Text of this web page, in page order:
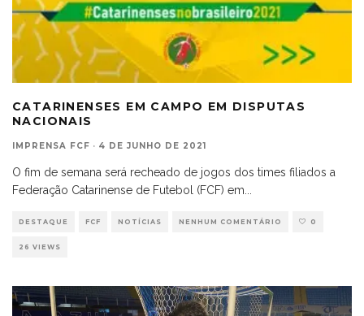
CATARINENSES EM CAMPO EM DISPUTAS
NACIONAIS
IMPRENSA FCF · 4 DE JUNHO DE 2021
O fim de semana será recheado de jogos dos times filiados a
Federação Catarinense de Futebol (FCF) em
DESTAQUE FCF NOTÍCIAS NENHUM COMENTÁRIO 0
26 VIEWS